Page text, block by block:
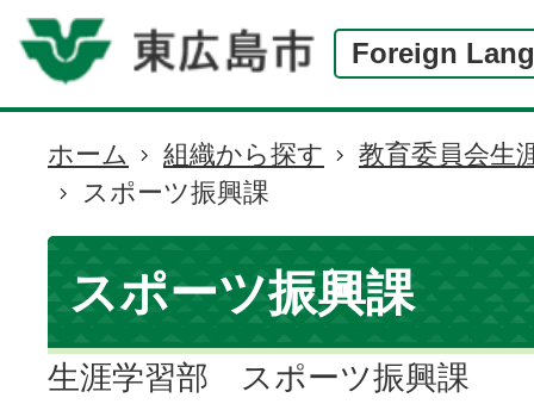
Foreign
現
在
の
置
ホーム 組織から探す
教育委員会生
スポーツ振興課
スポーツ振興課
生涯学習部 スポーツ振興課